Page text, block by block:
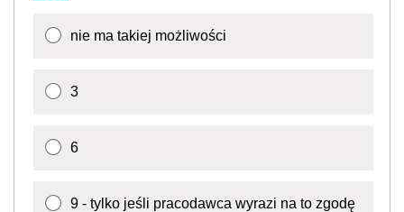
nie ma takiej możliwości
3
6
9 - tylko jeśli pracodawca wyrazi na to zgodę